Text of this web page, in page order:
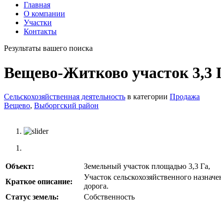
Главная
О компании
Участки
Контакты
Результаты вашего поиска
Вещево-Житково участок 3,3
Сельскохозяйственная деятельность в категории Продажа
Вещево, Выборгский район
Объект:
Земельный участок площадью 3,3 Га,
Краткое описание:
Участок сельскохозяйственного
дорога.
Статус земель:
Собственность